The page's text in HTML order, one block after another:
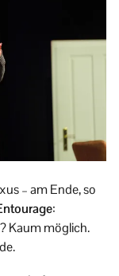
– am Ende, so
:
Kaum möglich.